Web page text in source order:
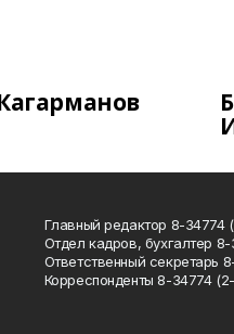
Главный редактор 8-34774
Отдел кадров, бухгалтер 8-
Ответственный секретарь
Корреспонденты 8-34774